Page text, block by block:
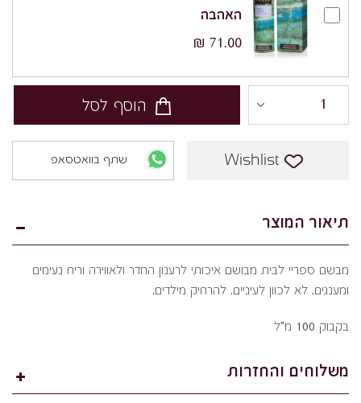
האהבה
71.00 ₪
הוסף לסל
Wishlist שתף בוואטסאפ
תיאור המוצר
מבשם ספריי לבית מבושם איכותי לרענון החדר ולאווירה וריח נעימים
ומענגים. לא לכוון לעיניים. להרחיק מילדים.
בקבוק 100 מ"ל
משלוחים והחזרות